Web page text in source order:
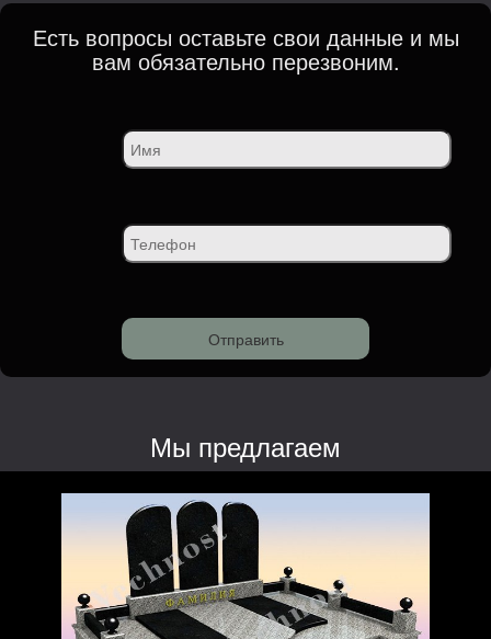
Есть вопросы оставьте свои данные и мы
вам обязательно перезвоним.
Мы предлагаем